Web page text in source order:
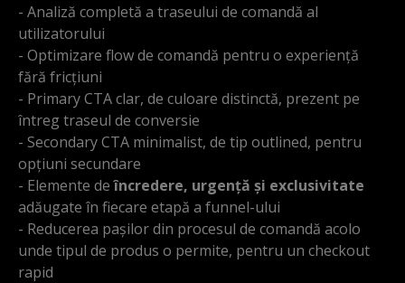
- Analiză completă a traseului de comandă al
utilizatorului
- Optimizare flow de comandă pentru o experiență
fără fricțiuni
- Primary CTA clar, de culoare distinctă, prezent pe
întreg traseul de conversie
- Secondary CTA minimalist, de tip outlined, pentru
opțiuni secundare
- Elemente deîncredere, urgență și exclusivitate
adăugate în fiecare etapă a funnel-ului
- Reducerea pașilor din procesul de comandă acolo
unde tipul de produs o permite, pentru un checkout
rapid